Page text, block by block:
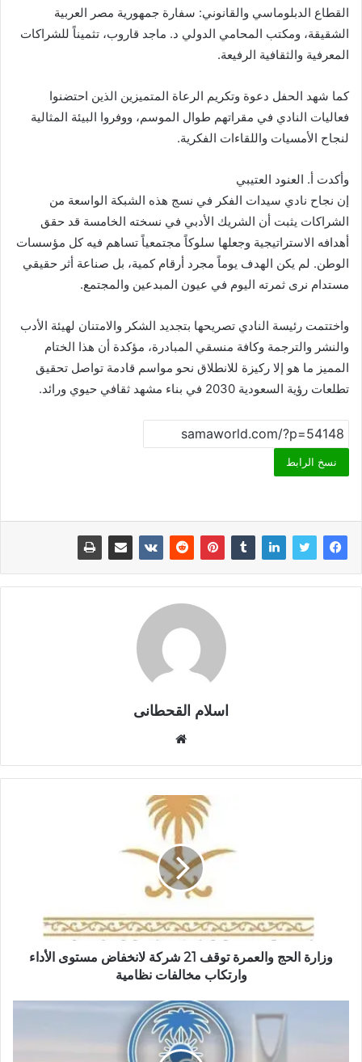
القطاع الدبلوماسي والقانوني: سفارة جمهورية مصر العربية
الشقيقة، ومكتب المحامي الدولي د. ماجد قاروب، تثميناً للشراكات
المعرفية والثقافية الرفيعة.
كما شهد الحفل دعوة وتكريم الرعاة المتميزين الذين احتضنوا
فعاليات النادي في مقراتهم طوال الموسم، ووفروا البيئة المثالية
لنجاح الأمسيات واللقاءات الفكرية.
وأكدت أ. العنود العتيبي
إن نجاح نادي سيدات الفكر في نسج هذه الشبكة الواسعة من
الشراكات يثبت أن الشريك الأدبي في نسخته الخامسة قد حقق
أهدافه الاستراتيجية وجعلها سلوكاً مجتمعياً تساهم فيه كل مؤسسات
الوطن. لم يكن الهدف يوماً مجرد أرقام كمية، بل صناعة أثر حقيقي
مستدام نرى ثمرته اليوم في عيون المبدعين والمجتمع.
واختتمت رئيسة النادي تصريحها بتجديد الشكر والامتنان لهيئة الأدب
والنشر والترجمة وكافة منسقي المبادرة، مؤكدة أن هذا الختام
المميز ما هو إلا ركيزة للانطلاق نحو مواسم قادمة تواصل تحقيق
تطلعات رؤية السعودية 2030 في بناء مشهد ثقافي حيوي ورائد.
نسخ الرابط
اسلام القحطانى
ق
ع
ا
و
ي
ب
وزارة الحج والعمرة توقف 21 شركة لانخفاض مستوى الأداء
وارتكاب مخالفات نظامية